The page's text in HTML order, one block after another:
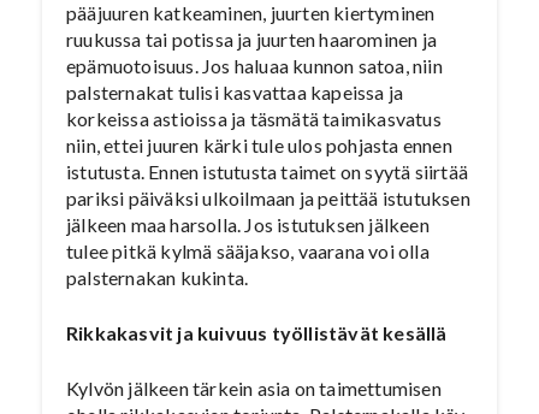
pääjuuren katkeaminen, juurten kiertyminen
ruukussa tai potissa ja juurten haarominen ja
epämuotoisuus. Jos haluaa kunnon satoa, niin
palsternakat tulisi kasvattaa kapeissa ja
korkeissa astioissa ja täsmätä taimikasvatus
niin, ettei juuren kärki tule ulos pohjasta ennen
istutusta. Ennen istutusta taimet on syytä siirtää
pariksi päiväksi ulkoilmaan ja peittää istutuksen
jälkeen maa harsolla. Jos istutuksen jälkeen
tulee pitkä kylmä sääjakso, vaarana voi olla
palsternakan kukinta.
Rikkakasvit ja kuivuus työllistävät kesällä
Kylvön jälkeen tärkein asia on taimettumisen